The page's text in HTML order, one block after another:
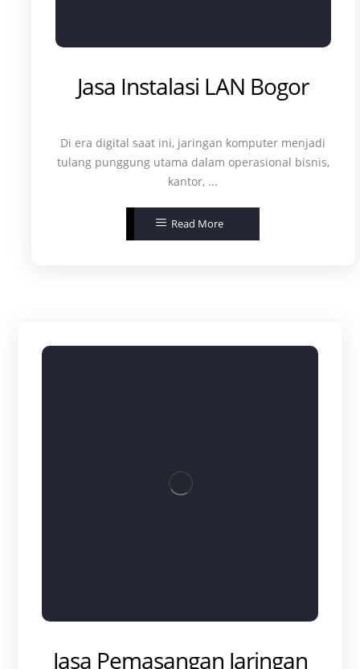
Jasa Instalasi LAN Bogor
Di era digital saat ini, jaringan komputer menjadi
tulang punggung utama dalam operasional bisnis,
kantor, ...
Read More
Jasa Pemasangan Jaringan